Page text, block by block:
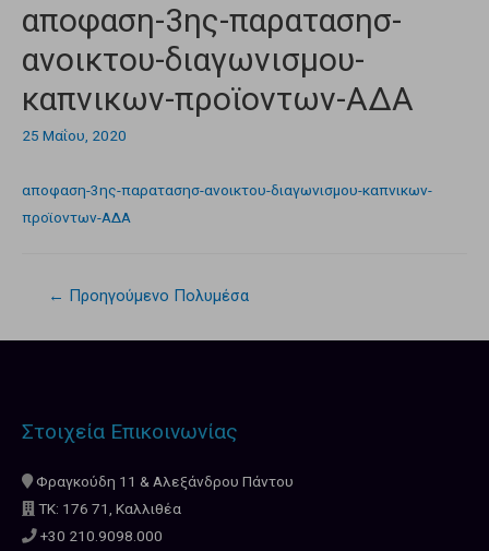
αποφαση-3ης-παρατασησ-
ανοικτου-διαγωνισμου-
καπνικων-προϊοντων-ΑΔΑ
25 Μαΐου, 2020
αποφαση-3ης-παρατασησ-ανοικτου-διαγωνισμου-καπνικων-
προϊοντων-ΑΔΑ
← Προηγούμενο Πολυμέσα
Στοιχεία Επικοινωνίας
Φραγκούδη 11 & Αλεξάνδρου Πάντου
ΤΚ: 176 71, Καλλιθέα
+30 210.9098.000